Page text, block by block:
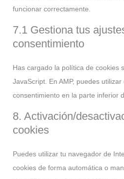
funcionar correctamente.
7.1 Gestiona tus
consentimiento
Has cargado la política de cookies
JavaScript. En AMP, puedes
consentimiento en la parte inferior
8. Activación/
cookies
Puedes utilizar tu navegador de
cookies de forma automática o